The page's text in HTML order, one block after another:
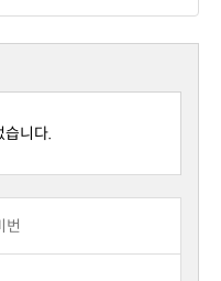
습니다.